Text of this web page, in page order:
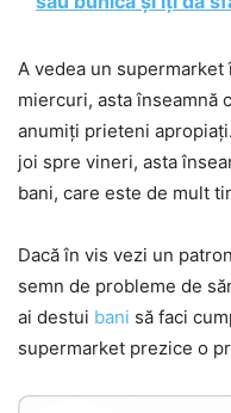
A vedea un
miercuri, asta înseamnă
anumiți prieteni
joi spre vineri, asta
bani, care este de mult
Dacă în vis vezi un
semn de probleme de
ai destui bani să faci
supermarket prezice o